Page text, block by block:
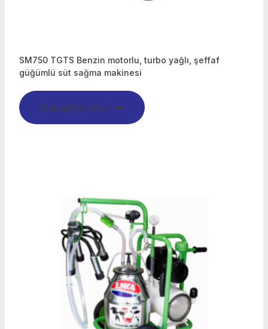
SM750 TGTS Benzin motorlu, turbo yağlı, şeffaf
güğümlü süt sağma makinesi
Devamını oku